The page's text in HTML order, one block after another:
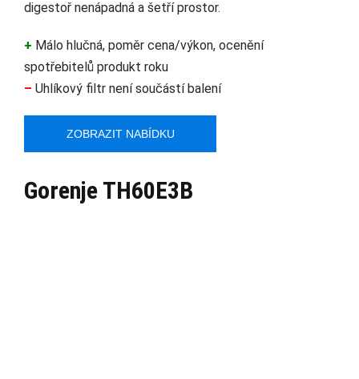
digestoř nenápadná a šetří prostor.
+ Málo hlučná, poměr cena/výkon, ocenění
spotřebitelů produkt roku
– Uhlíkový filtr není součástí balení
ZOBRAZIT NABÍDKU
Gorenje TH60E3B